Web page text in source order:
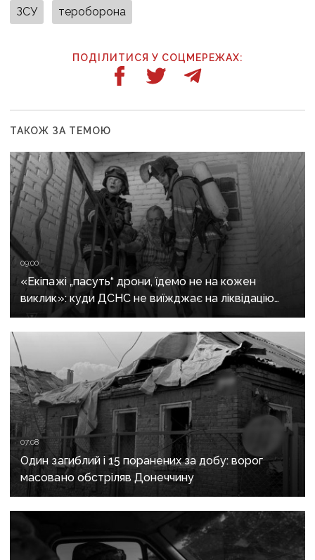
ЗСУ тероборона
ПОДІЛИТИСЯ У СОЦМЕРЕЖАХ:
ТАКОЖ ЗА ТЕМОЮ
09:00
«Екіпажі „пасуть“ дрони, їдемо не на кожен
виклик»: куди ДСНС не виїжджає на ліквідацію
надзвичайних ситуацій у Краматорську
та Слов’янську
07:08
Один загиблий і 15 поранених за добу: ворог
масовано обстріляв Донеччину